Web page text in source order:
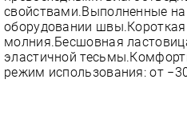
свойствами.Выполненные
оборудовании
молния.Бесшовная
эластичной
режим использования: от